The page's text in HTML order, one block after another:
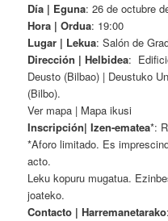
Día | Eguna: 26 de octubre
Hora | Ordua: 19:00
Lugar | Lekua: Salón de
Dirección | Helbidea:
Deusto (Bilbao) | Deustuko
(Bilbo).
Ver mapa | Mapa ikusi
Inscripción| Izen-ematea*:
*Aforo limitado. Es
acto.
Leku kopuru mugatua.
joateko.
Contacto | Harremanetarako